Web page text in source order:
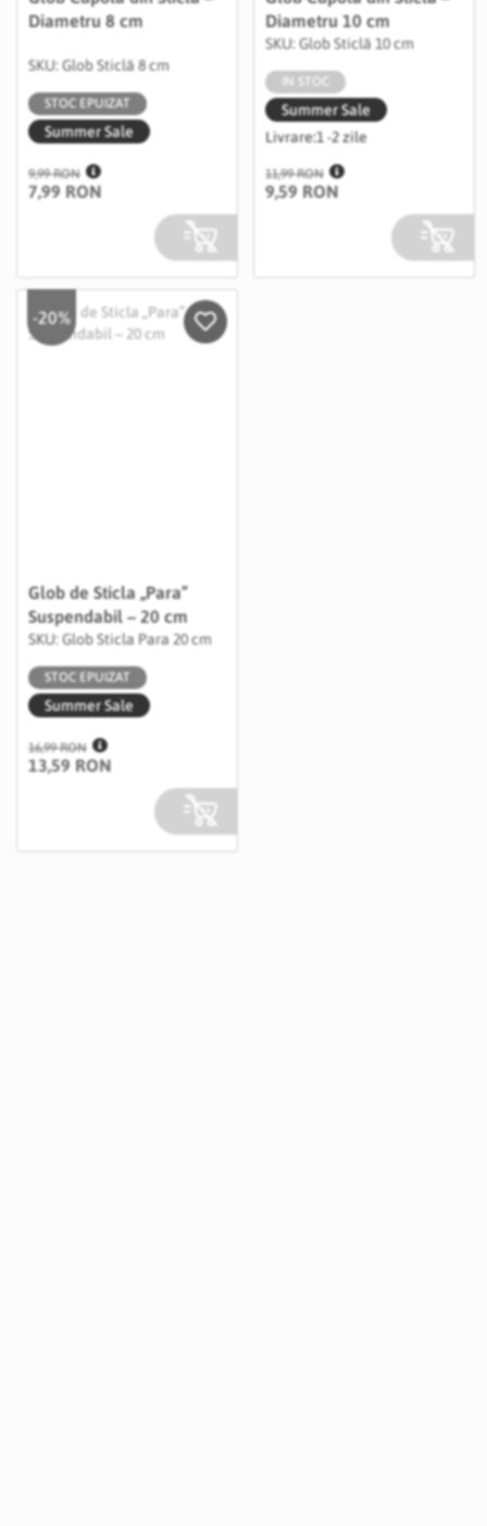
Diametru 8 cm
SKU: Glob Sticlă 8 cm
STOC EPUIZAT
Summer Sale
9,99 RON
7,99 RON
Diametru 10 cm
SKU: Glob Sticlă 10 cm
IN STOC
Summer Sale
Livrare:1 -2 zile
11,99 RON
9,59 RON
-20%
Glob de Sticla „Para”
Suspendabil – 20 cm
SKU: Glob Sticla Para 20 cm
STOC EPUIZAT
Summer Sale
16,99 RON
13,59 RON
Salveaza in Wishlist